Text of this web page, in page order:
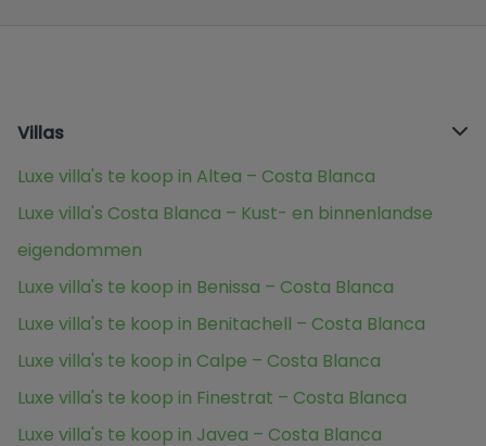
Villas
Luxe villa's te koop in Altea – Costa Blanca
Luxe villa's Costa Blanca – Kust- en binnenlandse
eigendommen
Luxe villa's te koop in Benissa – Costa Blanca
Luxe villa's te koop in Benitachell – Costa Blanca
Luxe villa's te koop in Calpe – Costa Blanca
Luxe villa's te koop in Finestrat – Costa Blanca
Luxe villa's te koop in Javea – Costa Blanca